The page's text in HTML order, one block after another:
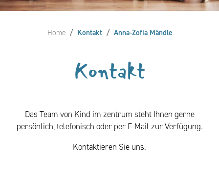
Home Kontakt Anna-Zofia Mändle
Kontakt
Das Team von Kind im zentrum steht Ihnen gerne
persönlich, telefonisch oder per E-Mail zur Verfügung.
Kontaktieren Sie uns.